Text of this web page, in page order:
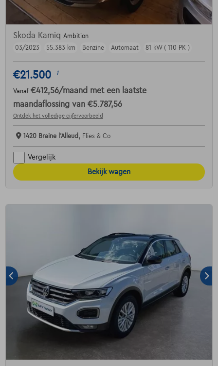
Skoda Kamiq Ambition
03/2023
55.383 km Benzine Automaat 81 kW ( 110 PK )
€21.500 1
Vanaf €412,56/maand met een laatste
maandaflossing van €5.787,56
Ontdek het volledige cijfervoorbeeld
1420 Braine l'Alleud, Flies & Co
Vergelijk
Bekijk wagen